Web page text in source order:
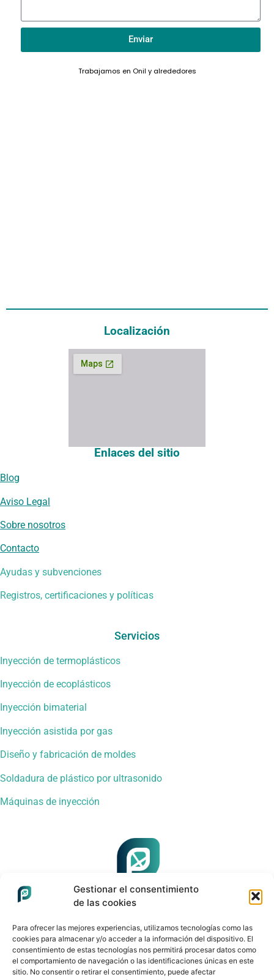
Gestionar el consentimiento
de las cookies
Para ofrecer las mejores experiencias, utilizamos tecnologías como las
cookies para almacenar y/o acceder a la información del dispositivo. El
consentimiento de estas tecnologías nos permitirá procesar datos como
el comportamiento de navegación o las identificaciones únicas en este
sitio. No consentir o retirar el consentimiento, puede afectar
Enviar
Trabajamos en Onil y alrededores
Localización
Enlaces del sitio
Blog
Aviso Legal
Sobre nosotros
Contacto
Ayudas y subvenciones
Registros, certificaciones y políticas
Servicios
Inyección de termoplásticos
Inyección de ecoplásticos
Inyección bimaterial
Inyección asistida por gas
Diseño y fabricación de moldes
Soldadura de plástico por ultrasonido
Máquinas de inyección
© 2025 Plasticman®.
Datos de contacto​